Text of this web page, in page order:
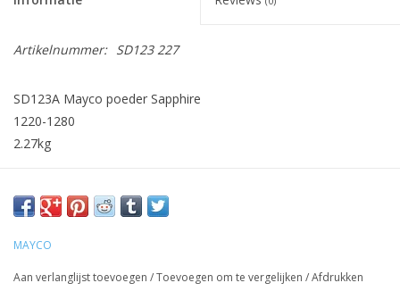
Artikelnummer: SD123 227
SD123A Mayco poeder Sapphire
1220-1280
2.27kg
MAYCO
Aan verlanglijst toevoegen /Toevoegen om te vergelijken /Afdrukken